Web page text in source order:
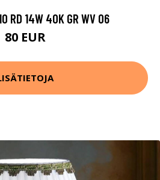
RD 14W 40K GR WV 06
80 EUR